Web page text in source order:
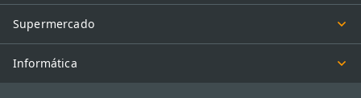
Supermercado
Informática